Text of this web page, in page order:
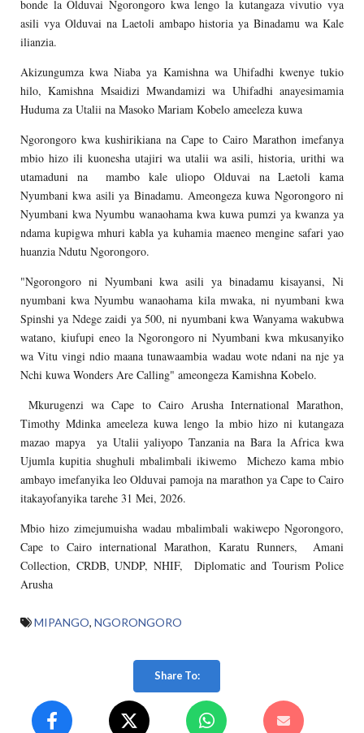
bonde la Olduvai Ngorongoro kwa lengo la kutangaza vivutio vya
asili vya Olduvai na Laetoli ambapo historia ya Binadamu wa Kale
ilianzia.
Akizungumza kwa Niaba ya Kamishna wa Uhifadhi kwenye tukio
hilo, Kamishna Msaidizi Mwandamizi wa Uhifadhi anayesimamia
Huduma za Utalii na Masoko Mariam Kobelo ameeleza kuwa
Ngorongoro kwa kushirikiana na Cape to Cairo Marathon imefanya
mbio hizo ili kuonesha utajiri wa utalii wa asili, historia, urithi wa
utamaduni na mambo kale uliopo Olduvai na Laetoli kama
Nyumbani kwa asili ya Binadamu. Ameongeza kuwa Ngorongoro ni
Nyumbani kwa Nyumbu wanaohama kwa kuwa pumzi ya kwanza ya
ndama kupigwa mhuri kabla ya kuhamia maeneo mengine safari yao
huanzia Ndutu Ngorongoro.
"Ngorongoro ni Nyumbani kwa asili ya binadamu kisayansi, Ni
nyumbani kwa Nyumbu wanaohama kila mwaka, ni nyumbani kwa
Spinshi ya Ndege zaidi ya 500, ni nyumbani kwa Wanyama wakubwa
watano, kiufupi eneo la Ngorongoro ni Nyumbani kwa mkusanyiko
wa Vitu vingi ndio maana tunawaambia wadau wote ndani na nje ya
Nchi kuwa Wonders Are Calling" ameongeza Kamishna Kobelo.
Mkurugenzi wa Cape to Cairo Arusha International Marathon,
Timothy Mdinka ameeleza kuwa lengo la mbio hizo ni kutangaza
mazao mapya ya Utalii yaliyopo Tanzania na Bara la Africa kwa
Ujumla kupitia shughuli mbalimbali ikiwemo Michezo kama mbio
ambayo imefanyika leo Olduvai pamoja na marathon ya Cape to Cairo
itakayofanyika tarehe 31 Mei, 2026.
Mbio hizo zimejumuisha wadau mbalimbali wakiwepo Ngorongoro,
Cape to Cairo international Marathon, Karatu Runners, Amani
Collection, CRDB, UNDP, NHIF, Diplomatic and Tourism Police
Arusha
MIPANGO, NGORONGORO
Share To: